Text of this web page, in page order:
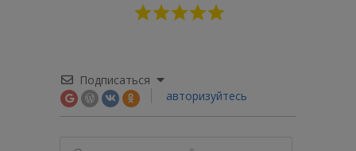
Подписаться
авторизуйтесь